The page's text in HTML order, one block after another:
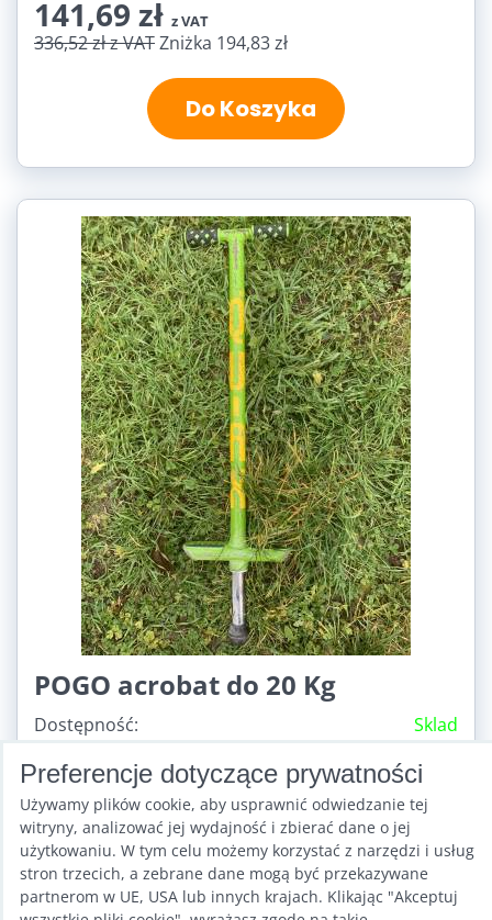
141,69 zł z VAT
336,52 złz VATZniżka 194,83 zł
Do Koszyka
POGO acrobat do 20 Kg
Dostępność: Sklad
123,98 zł z VAT
336,52 złz VATZniżka 212,54 zł
Do Koszyka
Preferencje dotyczące prywatności
Używamy plików cookie, aby usprawnić odwiedzanie tej
witryny, analizować jej wydajność i zbierać dane o jej
użytkowaniu. W tym celu możemy korzystać z narzędzi i usług
stron trzecich, a zebrane dane mogą być przekazywane
partnerom w UE, USA lub innych krajach. Klikając "Akceptuj